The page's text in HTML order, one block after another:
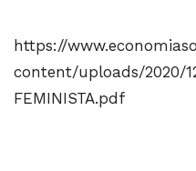
https://
content/uploads/2020/
FEMINISTA.pdf